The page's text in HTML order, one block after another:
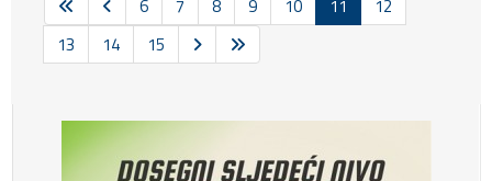
6 7 8 9 10 11
12
13
14 15